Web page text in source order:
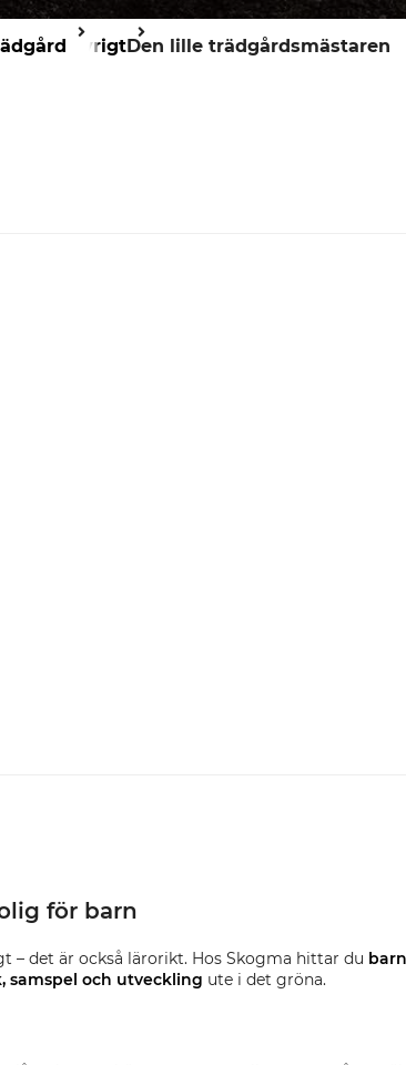
ÖvrigtDen lille trädgårdsmästaren
för barn
– det är också lärorikt. Hos Skogma hittar du
samspel och utveckling ute i det gröna.